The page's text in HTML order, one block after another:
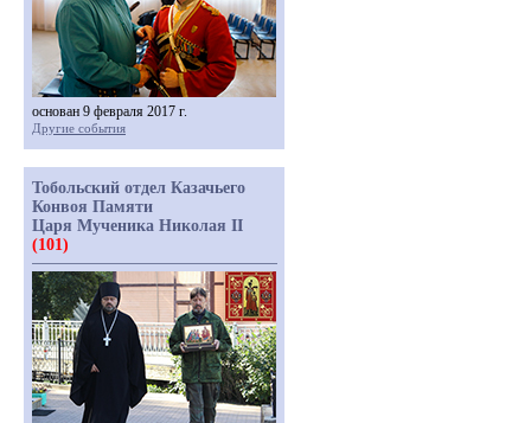
основан 9 февраля 2017 г.
Другие события
Тобольский отдел Казачьего
Конвоя Памяти
Царя Мученика Николая II
(101)